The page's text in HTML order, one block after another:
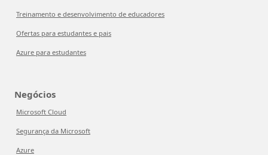
Treinamento e desenvolvimento de educadores
Ofertas para estudantes e pais
Azure para estudantes
Negócios
Microsoft Cloud
Segurança da Microsoft
Azure